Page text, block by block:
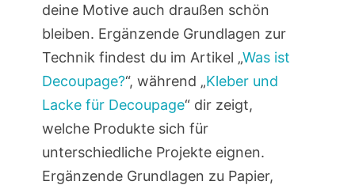
deine Motive auch draußen schön
bleiben. Ergänzende Grundlagen zur
Technik findest du im Artikel „Was ist
Decoupage?“, während „Kleber und
Lacke für Decoupage“ dir zeigt,
welche Produkte sich für
unterschiedliche Projekte eignen.
Ergänzende Grundlagen zu Papier,